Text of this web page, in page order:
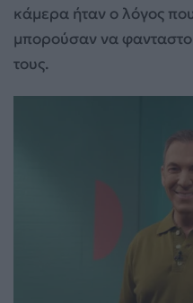
κάμερα ήταν ο λόγος
μπορούσαν να
τους.